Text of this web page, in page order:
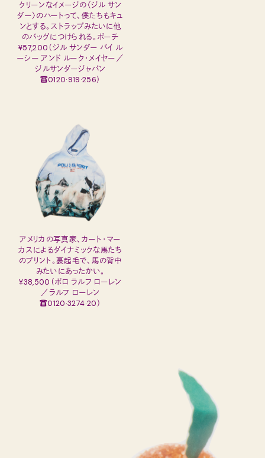
クリーンなイメージの〈ジル サン
ダー〉のハートって、僕たちもキュ
ンとする。ストラップみたいに他
のバッグにつけられる。ポーチ
¥57,200（ジル サンダー バイ ル
ーシー アンド ルーク・メイヤー／
ジルサンダージャパン
☎0120·919·256）
アメリカの写真家、カート・マー
カスによるダイナミックな馬たち
のプリント。裏起毛で、馬の背中
みたいにあったかい。
¥38,500（ポロ ラルフ ローレン
／ラルフ ローレン
☎0120·3274·20）